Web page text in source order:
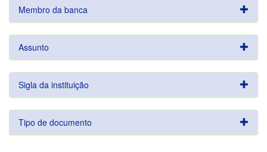
Membro da banca
Assunto
Sigla da instituição
Tipo de documento